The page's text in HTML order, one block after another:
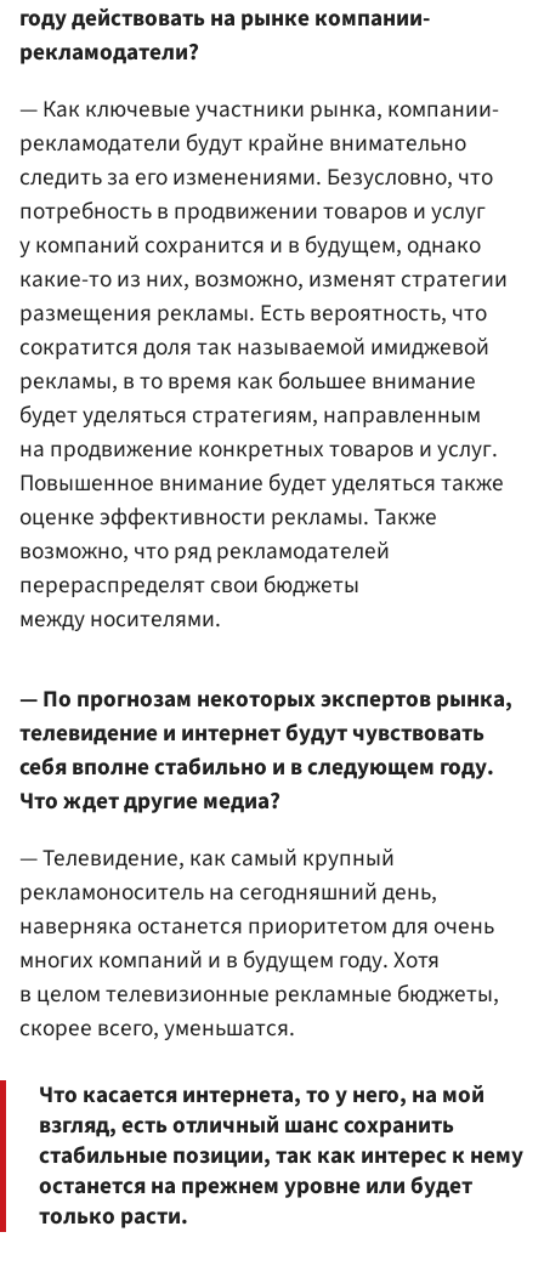
году действовать на рынке компании-
рекламодатели?
— Как ключевые участники рынка, компании-
рекламодатели будут крайне внимательно
следить за его изменениями. Безусловно, что
потребность в продвижении товаров и услуг
у компаний сохранится и в будущем, однако
какие-то из них, возможно, изменят стратегии
размещения рекламы. Есть вероятность, что
сократится доля так называемой имиджевой
рекламы, в то время как большее внимание
будет уделяться стратегиям, направленным
на продвижение конкретных товаров и услуг.
Повышенное внимание будет уделяться также
оценке эффективности рекламы. Также
возможно, что ряд рекламодателей
перераспределят свои бюджеты
между носителями.
— По прогнозам некоторых экспертов рынка,
телевидение и интернет будут чувствовать
себя вполне стабильно и в следующем году.
Что ждет другие медиа?
— Телевидение, как самый крупный
рекламоноситель на сегодняшний день,
наверняка останется приоритетом для очень
многих компаний и в будущем году. Хотя
в целом телевизионные рекламные бюджеты,
скорее всего, уменьшатся.
Что касается интернета, то у него, на мой
взгляд, есть отличный шанс сохранить
стабильные позиции, так как интерес к нему
останется на прежнем уровне или будет
только расти.